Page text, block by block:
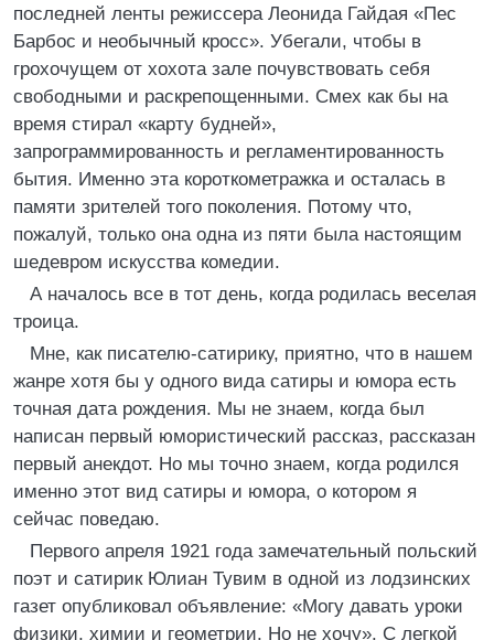
последней ленты режиссера Леонида Гайдая «Пес
Барбос и необычный кросс». Убегали, чтобы в
грохочущем от хохота зале почувствовать себя
свободными и раскрепощенными. Смех как бы на
время стирал «карту будней»,
запрограммированность и регламентированность
бытия. Именно эта короткометражка и осталась в
памяти зрителей того поколения. Потому что,
пожалуй, только она одна из пяти была настоящим
шедевром искусства комедии.
А началось все в тот день, когда родилась веселая
троица.
Мне, как писателю-сатирику, приятно, что в нашем
жанре хотя бы у одного вида сатиры и юмора есть
точная дата рождения. Мы не знаем, когда был
написан первый юмористический рассказ, рассказан
первый анекдот. Но мы точно знаем, когда родился
именно этот вид сатиры и юмора, о котором я
сейчас поведаю.
Первого апреля 1921 года замечательный польский
поэт и сатирик Юлиан Тувим в одной из лодзинских
газет опубликовал объявление: «Могу давать уроки
физики, химии и геометрии. Но не хочу». С легкой